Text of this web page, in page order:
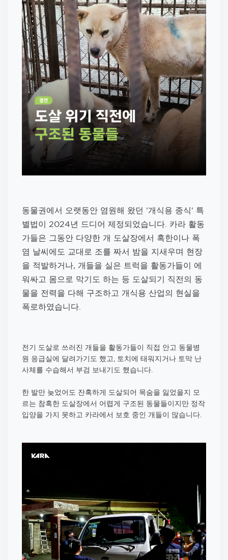
동물권에서 오랫동안 염원해 왔던 '개식용 종식' 특
별법이 2024년 드디어 제정되었습니다. 카라 활동
가들은 그동안 다양한 개 도살장에서 혹한이나 폭
염 날씨에도 교대로 조를 짜서 밤을 지새우며 현장
을 적발하거나, 개들을 실은 트럭을 활동가들이 에
워싸고 몸으로 막기도 하는 등 도살되기 직전의 동
물을 전력을 다해 구조하고 개식용 산업의 현실을
폭로하였습니다.
전기 도살로 쓰러진 개들을 활동가들이 직접 안고 동물병
원 응급실에 달려가기도 했고, 토치에 태워지거나 토막 난
사체를 수습해서 부검 보내기도 했습니다.
한 발만 늦었어도 잔혹하게 도살되어 목숨을 잃었을지 모
르는 참혹한 도살장에서 어렵게 구조된 동물들이지만 정작
입양을 가지 못하고 카라에서 보호 중인 개들이 많습니다.